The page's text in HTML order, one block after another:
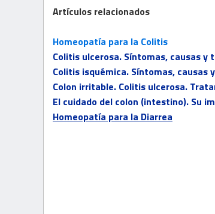
Artículos relacionados
Homeopatía para la Colitis
Colitis ulcerosa. Síntomas, causas
Colitis isquémica. Síntomas,
Colon irritable. Colitis ulcerosa.
El cuidado del colon (intestino). Su
Homeopatía para la Diarrea